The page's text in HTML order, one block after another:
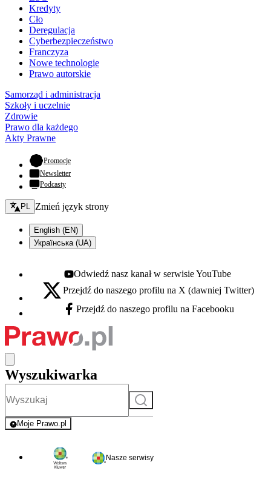
Kredyty
Cło
Deregulacja
Cyberbezpieczeństwo
Franczyza
Nowe technologie
Prawo autorskie
Samorząd i administracja
Szkoły i uczelnie
Zdrowie
Prawo dla każdego
Akty Prawne
Promocje- otwiera się w nowej karcie
Newsletter
Podcasty
Zmień język - bieżący:
PL Zmień język strony
English (EN)
Українська (UA)
Youtube - otwiera się w nowej karcie
Odwiedź nasz kanał w serwisie YouTube
X - otwiera się w nowej karcie
Przejdź do naszego profilu na X (dawniej Twitter)
Facebook - otwiera się w nowej karcie
Przejdź do naszego profilu na Facebooku
Wyszukiwarka
Szukaj
Moje Prawo.pl
- rejestracja i logowanie do serwisu
Nasze serwisy